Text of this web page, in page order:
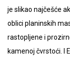
je slikao najčešće
oblici planinskih
rastopljene i
kamenoj čvrstoći. I